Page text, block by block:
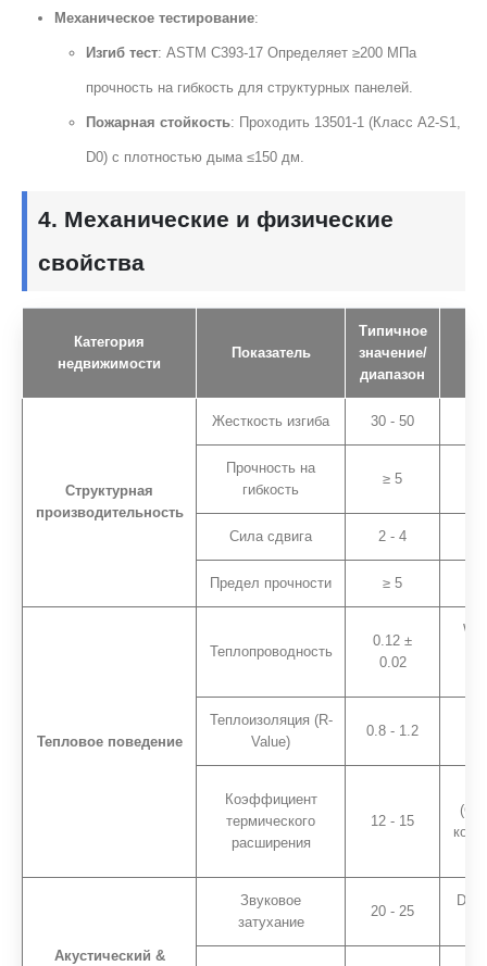
Механическое тестирование:
Изгиб тест: ASTM C393-17 Определяет ≥200 МПа
прочность на гибкость для структурных панелей.
Пожарная стойкость: Проходить 13501-1 (Класс A2-S1,
D0) с плотностью дыма ≤150 дм.
4. Механические и физические
свойства
Категория
недвижимости
Показатель
Типичное
значение/
диапазон
Структурная
производительность
Жесткость изгиба 30 - 50
Прочность на
гибкость
≥ 5
Сила сдвига 2 - 4
Предел прочности ≥ 5
Тепловое поведение
Теплопроводность
0.12 ±
0.02
W/
Теплоизоляция (R-
Value)
0.8 - 1.2
Коэффициент
термического
расширения
12 - 15
Акустический &
Звуковое
затухание
20 - 25
DB